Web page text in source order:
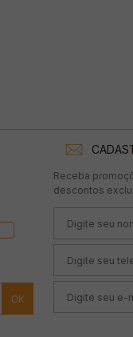
Receba
descontos